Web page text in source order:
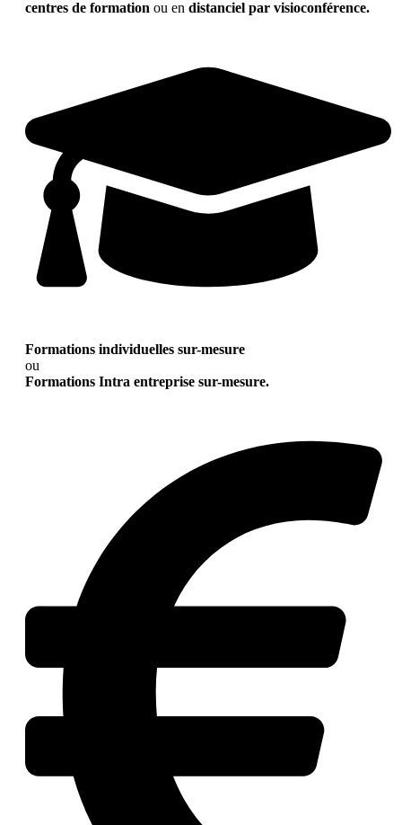
centres de formation ou en distanciel par visioconférence.
Formations individuelles sur-mesure
ou
Formations Intra entreprise sur-mesure.